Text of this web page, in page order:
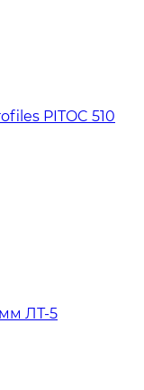
PITOC 510
мм ЛТ-5